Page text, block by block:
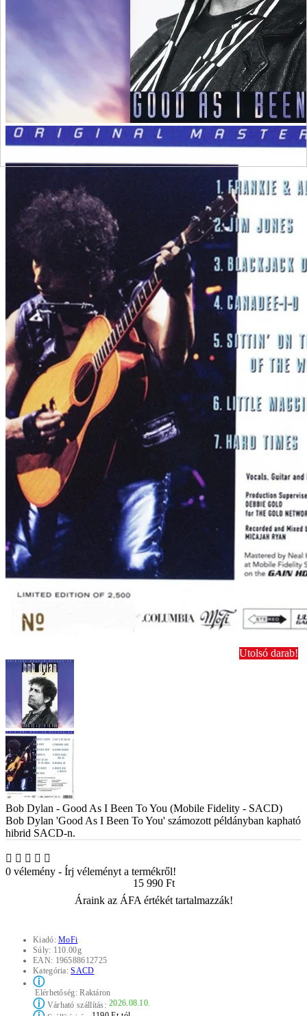
Utolsó darab!
Bob Dylan - Good As I Been To You (Mobile Fidelity - SACD)
Bob Dylan 'Good As I Been To You' számozott példányban kapható
hibrid SACD-n.
0 vélemény - Írj véleményt a termékről!
15 990 Ft
Áraink az ÁFA értékét tartalmazzák!
Kiadó:MoFi
Súly: 110.00g
EAN: 196588612725
Kategória:SACD
ⓘ
Elérhetőség:Raktáron
ⓘVárható szállítás: 2026.08.10.